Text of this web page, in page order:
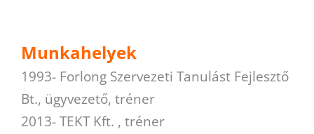
Munkahelyek
1993- Forlong Szervezeti Tanulást Fejlesztő
Bt., ügyvezető, tréner
2013- TEKT Kft. , tréner